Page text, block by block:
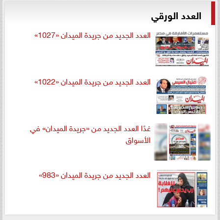
العدد الورقي
العدد الجديد من جريدة الميدان «1027»
العدد الجديد من جريدة الميدان «1022»
غدًا العدد الجديد من «جريدة الميدان» في
الأسواق
العدد الجديد من جريدة الميدان «983»